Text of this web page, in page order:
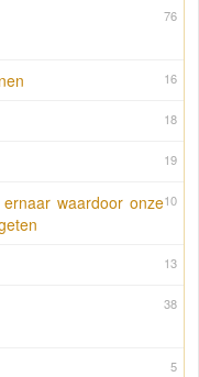
76
16
18
19
10
waardoor onze
13
38
5